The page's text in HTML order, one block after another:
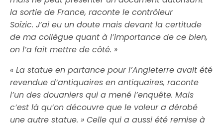
la sortie de France, raconte le contrôleur
Soïzic. J’ai eu un doute mais devant la certitude
de ma collègue quant à l’importance de ce bien,
on l’a fait mettre de côté. »
« La statue en partance pour l’Angleterre avait été
revendue d’antiquaires en antiquaires, raconte
l’un des douaniers qui a mené l’enquête. Mais
c’est là qu’on découvre que le voleur a dérobé
une autre statue. » Celle qui a aussi été remise à